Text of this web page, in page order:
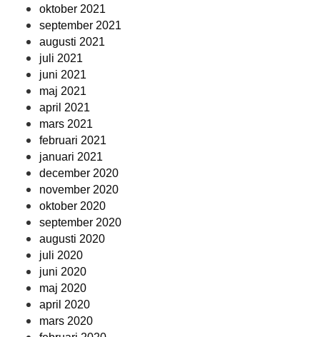
oktober 2021
september 2021
augusti 2021
juli 2021
juni 2021
maj 2021
april 2021
mars 2021
februari 2021
januari 2021
december 2020
november 2020
oktober 2020
september 2020
augusti 2020
juli 2020
juni 2020
maj 2020
april 2020
mars 2020